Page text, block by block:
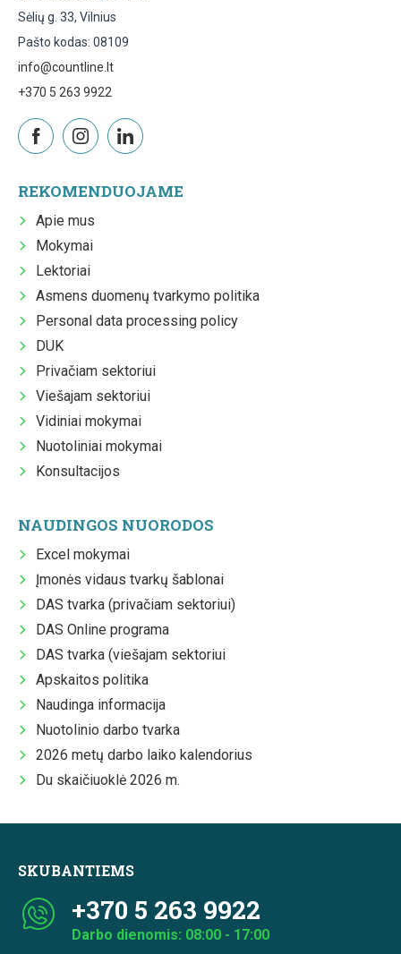
Sėlių g. 33, Vilnius
Pašto kodas: 08109
info@countline.lt
+370 5 263 9922
REKOMENDUOJAME
Apie mus
Mokymai
Lektoriai
Asmens duomenų tvarkymo politika
Personal data processing policy
DUK
Privačiam sektoriui
Viešajam sektoriui
Vidiniai mokymai
Nuotoliniai mokymai
Konsultacijos
NAUDINGOS NUORODOS
Excel mokymai
Įmonės vidaus tvarkų šablonai
DAS tvarka (privačiam sektoriui)
DAS Online programa
DAS tvarka (viešajam sektoriui
Apskaitos politika
Naudinga informacija
Nuotolinio darbo tvarka
2026 metų darbo laiko kalendorius
Du skaičiuoklė 2026 m.
SKUBANTIEMS
+370 5 263 9922
Darbo dienomis: 08:00 - 17:00